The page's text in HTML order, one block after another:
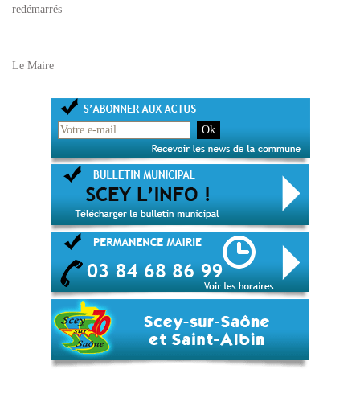
redémarrés
Le Maire